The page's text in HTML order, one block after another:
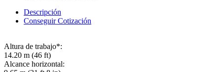
Descripción
Conseguir Cotización
Altura de trabajo*:
14.20 m (46 ft)
Alcance horizontal: